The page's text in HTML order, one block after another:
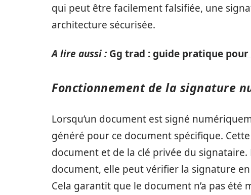
qui peut être facilement falsifiée, une
architecture sécurisée.
A lire aussi : Gg trad : guide pratique
Fonctionnement de la signature
Lorsqu’un document est signé
généré pour ce document spécifique.
document et de la clé privée du
document, elle peut vérifier la signature
Cela garantit que le document n’a pas